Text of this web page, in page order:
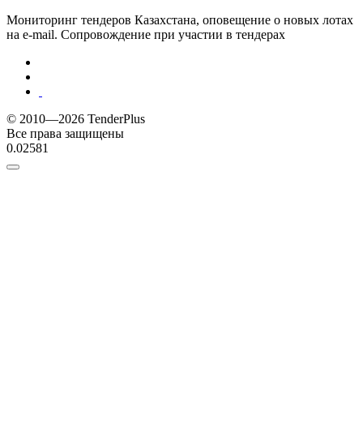
Мониторинг тендеров Казахстана, оповещение о новых лотах
на e-mail. Сопровождение при участии в тендерах
© 2010—2026 TenderPlus
Все права защищены
0.02581